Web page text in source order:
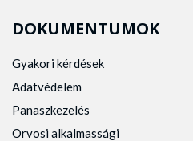
DOKUMENTUMOK
Gyakori kérdések
Adatvédelem
Panaszkezelés
Orvosi alkalmassági